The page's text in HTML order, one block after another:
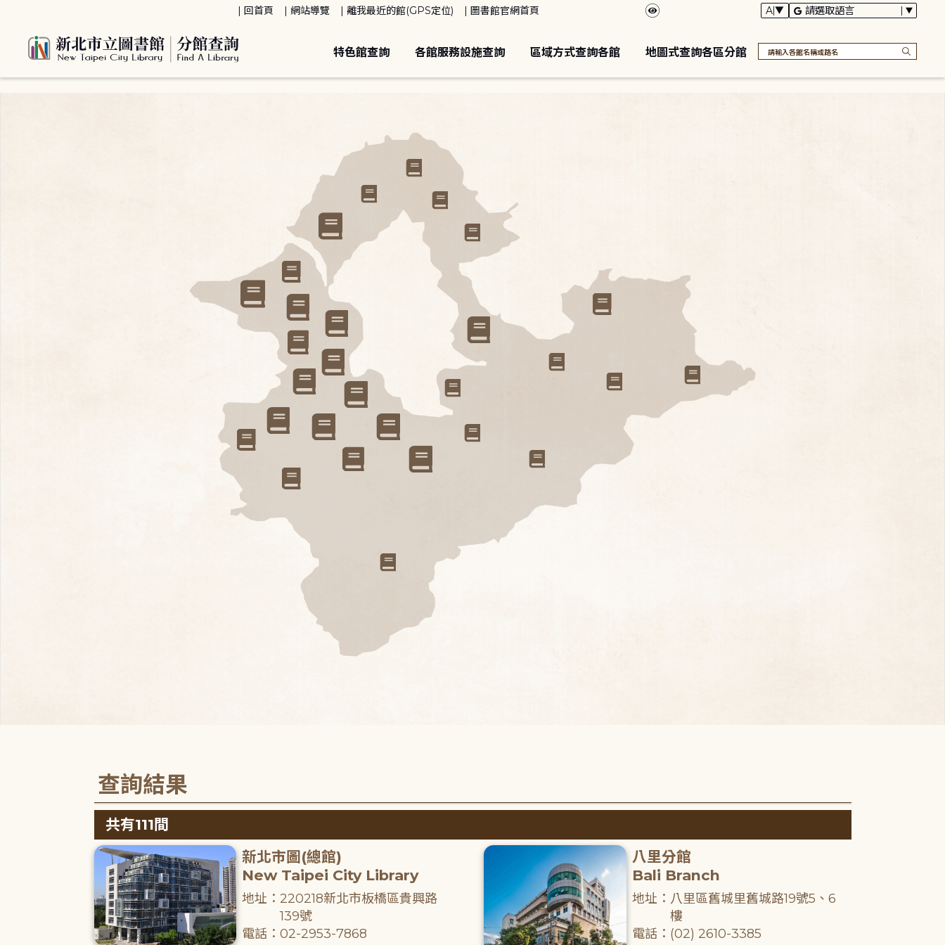
回首頁 網站導覽 離我最近的館(GPS定位) 圖書館官網首頁
特色館查詢 各館服務設施查詢 區域方式查詢各館 地圖式查詢各區分館
查詢結果
共有111間
新北市圖(總館)
New Taipei City Library
地址：220218新北市板橋區貴興路
139號
電話：02-2953-7868
八里分館
Bali Branch
地址：八里區舊城里舊城路19號5、6
樓
電話：(02) 2610-3385